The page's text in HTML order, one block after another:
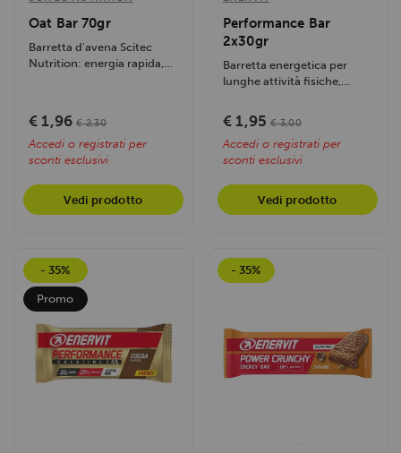
Oat Bar 70gr
Barretta d'avena Scitec
Nutrition: energia rapida,
€ 1,96 € 2,30
Accedi o registrati per
sconti esclusivi
Vedi prodotto
Performance Bar
2x30gr
Barretta energetica per
lunghe attività fisiche,
proteine...
€ 1,95 € 3,00
Accedi o registrati per
sconti esclusivi
Vedi prodotto
- 35%
Promo
- 35%